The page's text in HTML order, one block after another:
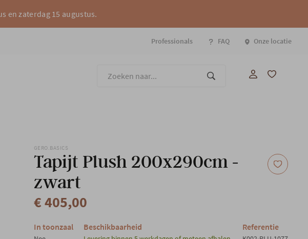
en zaterdag 15 augustus.
Professionals FAQ Onze locatie
GERO.BASICS
Tapijt Plush 200x290cm -
zwart
€ 405,00
In toonzaal Beschikbaarheid Referentie